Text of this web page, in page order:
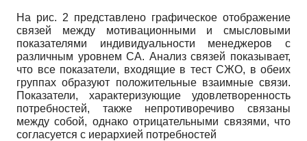
На рис. 2 представлено графическое отображение
связей между мотивационными и смысловыми
показателями индивидуальности менеджеров с
различным уровнем СА. Анализ связей показывает,
что все показатели, входящие в тест СЖО, в обеих
группах образуют положительные взаимные связи.
Показатели, характеризующие удовлетворенность
потребностей, также непротиворечиво связаны
между собой, однако отрицательными связями, что
согласуется с иерархией потребностей